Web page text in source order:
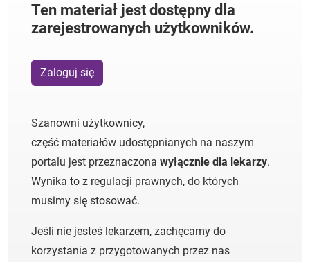
Ten materiał jest dostępny dla
zarejestrowanych użytkowników.
Zaloguj się
Szanowni użytkownicy,
część materiałów udostępnianych na naszym
portalu jest przeznaczona wyłącznie dla lekarzy.
Wynika to z regulacji prawnych, do których
musimy się stosować.
Jeśli nie jesteś lekarzem, zachęcamy do
korzystania z przygotowanych przez nas